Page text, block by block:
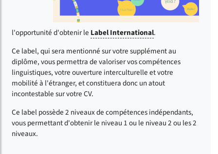
l'opportunité d'obtenir le Label International.
Ce label, qui sera mentionné sur votre supplément au
diplôme, vous permettra de valoriser vos compétences
linguistiques, votre ouverture interculturelle et votre
mobilité à l'étranger, et constituera donc un atout
incontestable sur votre CV.
Ce label possède 2 niveaux de compétences indépendants,
vous permettant d'obtenir le niveau 1 ou le niveau 2 ou les 2
niveaux.